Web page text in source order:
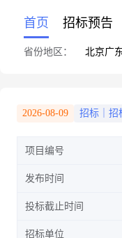
首页 招标预告
省份地区： 北京广
2026-08-09 招标｜招
项目编号
发布时间
投标截止时间
招标单位